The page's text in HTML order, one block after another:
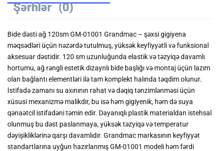
Şərhlər (0)
Bide dəsti ağ 120sm GM-01001 Grandmac – şəxsi gigiyena
məqsədləri üçün nəzərdə tutulmuş, yüksək keyfiyyətli və funksional
aksesuar dəstidir. 120 sm uzunluğunda elastik və təzyiqə davamlı
hortumu, ağ rəngli estetik dizaynlı bide başlığı və montaj üçün lazım
olan bağlantı elementləri ilə tam komplekt halında təqdim olunur.
İstifadə zamanı su axınının rahat və dəqiq tənzimlənməsi üçün
xüsusi mexanizmə malikdir, bu isə həm gigiyenik, həm də suya
qənaətcil istifadəni təmin edir. Dayanıqlı plastik materialdan istehsal
olunmuş bu dəst paslanmaya, yüksək təzyiqə və temperatur
dəyişikliklərinə qarşı davamlıdır. Grandmac markasının keyfiyyət
standartlarına uyğun hazırlanmış GM-01001 modeli həm fərdi